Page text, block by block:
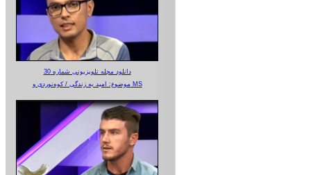
دانلود مجله تلویزیونی شماره 30
موضوع: امید به زندگی / کوه‌نوردی و MS